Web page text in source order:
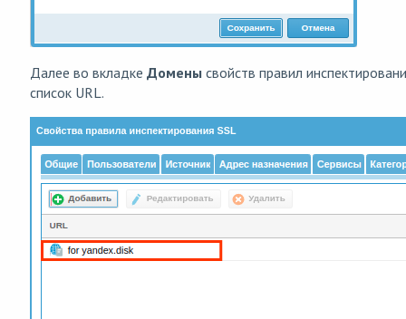
Далее во вкладке Домены свойств правил
список URL.